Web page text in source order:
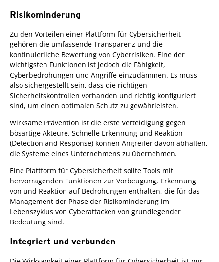
Risikominderung
Zu den Vorteilen einer Plattform für Cybersicherheit
gehören die umfassende Transparenz und die
kontinuierliche Bewertung von Cyberrisiken. Eine der
wichtigsten Funktionen ist jedoch die Fähigkeit,
Cyberbedrohungen und Angriffe einzudämmen. Es muss
also sichergestellt sein, dass die richtigen
Sicherheitskontrollen vorhanden und richtig konfiguriert
sind, um einen optimalen Schutz zu gewährleisten.
Wirksame Prävention ist die erste Verteidigung gegen
bösartige Akteure. Schnelle Erkennung und Reaktion
(Detection and Response) können Angreifer davon abhalten,
die Systeme eines Unternehmens zu übernehmen.
Eine Plattform für Cybersicherheit sollte Tools mit
hervorragenden Funktionen zur Vorbeugung, Erkennung
von und Reaktion auf Bedrohungen enthalten, die für das
Management der Phase der Risikominderung im
Lebenszyklus von Cyberattacken von grundlegender
Bedeutung sind.
Integriert und verbunden